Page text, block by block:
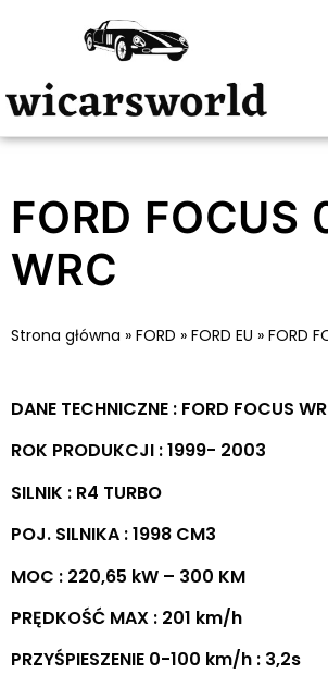
FORD FOCUS
WRC
Strona główna » FORD » FORD EU » FORD
DANE TECHNICZNE : FORD FOCUS
ROK PRODUKCJI : 1999- 2003
SILNIK : R4 TURBO
POJ. SILNIKA : 1998 CM3
MOC : 220,65 kW – 300 KM
PRĘDKOŚĆ MAX : 201 km/h
PRZYŚPIESZENIE 0-100 km/h : 3,2s